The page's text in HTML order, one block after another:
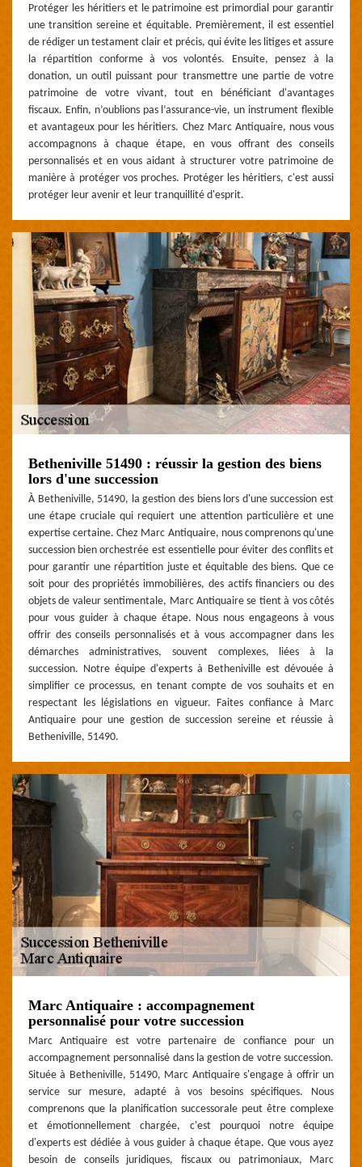
Protéger les héritiers et le patrimoine est primordial pour garantir
une transition sereine et équitable. Premièrement, il est essentiel
de rédiger un testament clair et précis, qui évite les litiges et assure
la répartition conforme à vos volontés. Ensuite, pensez à la
donation, un outil puissant pour transmettre une partie de votre
patrimoine de votre vivant, tout en bénéficiant d'avantages
fiscaux. Enfin, n’oublions pas l’assurance-vie, un instrument flexible
et avantageux pour les héritiers. Chez Marc Antiquaire, nous vous
accompagnons à chaque étape, en vous offrant des conseils
personnalisés et en vous aidant à structurer votre patrimoine de
manière à protéger vos proches. Protéger les héritiers, c'est aussi
protéger leur avenir et leur tranquillité d'esprit.
Betheniville 51490 : réussir la gestion des biens
lors d'une succession
À Betheniville, 51490, la gestion des biens lors d'une succession est
une étape cruciale qui requiert une attention particulière et une
expertise certaine. Chez Marc Antiquaire, nous comprenons qu'une
succession bien orchestrée est essentielle pour éviter des conflits et
pour garantir une répartition juste et équitable des biens. Que ce
soit pour des propriétés immobilières, des actifs financiers ou des
objets de valeur sentimentale, Marc Antiquaire se tient à vos côtés
pour vous guider à chaque étape. Nous nous engageons à vous
offrir des conseils personnalisés et à vous accompagner dans les
démarches administratives, souvent complexes, liées à la
succession. Notre équipe d'experts à Betheniville est dévouée à
simplifier ce processus, en tenant compte de vos souhaits et en
respectant les législations en vigueur. Faites confiance à Marc
Antiquaire pour une gestion de succession sereine et réussie à
Betheniville, 51490.
Marc Antiquaire : accompagnement
personnalisé pour votre succession
Marc Antiquaire est votre partenaire de confiance pour un
accompagnement personnalisé dans la gestion de votre succession.
Située à Betheniville, 51490, Marc Antiquaire s'engage à offrir un
service sur mesure, adapté à vos besoins spécifiques. Nous
comprenons que la planification successorale peut être complexe
et émotionnellement chargée, c'est pourquoi notre équipe
d'experts est dédiée à vous guider à chaque étape. Que vous ayez
besoin de conseils juridiques, fiscaux ou patrimoniaux, Marc